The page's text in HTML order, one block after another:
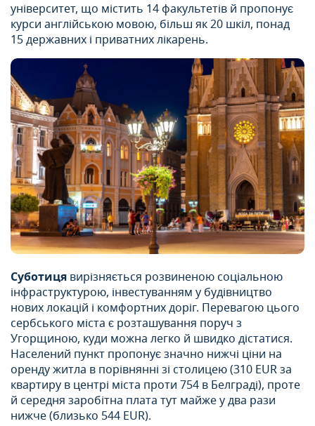
університет, що містить 14 факультетів й пропонує
курси англійською мовою, більш як 20 шкіл, понад
15 державних і приватних лікарень.
Суботиця вирізняється розвиненою соціальною
інфраструктурою, інвестуванням у будівництво
нових локацій і комфортних доріг. Перевагою цього
сербського міста є розташування поруч з
Угорщиною, куди можна легко й швидко дістатися.
Населений пункт пропонує значно нижчі ціни на
оренду житла в порівнянні зі столицею (310 EUR за
квартиру в центрі міста проти 754 в Белграді), проте
й середня заробітна плата тут майже у два рази
нижче (близько 544 EUR).